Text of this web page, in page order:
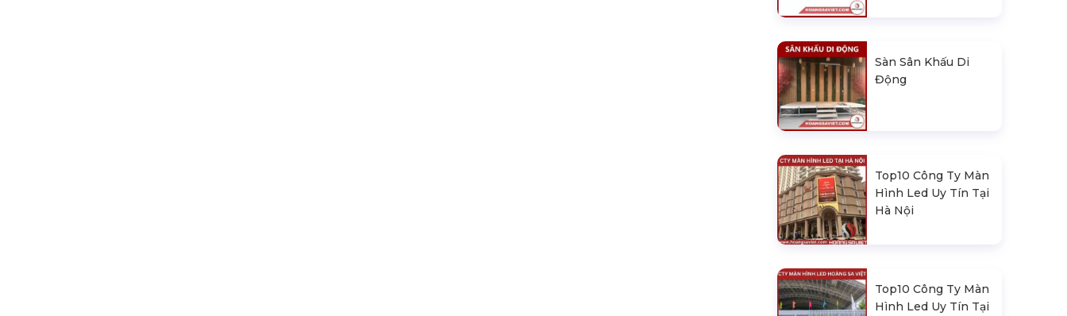
Sàn Sân Khấu Di
Động
Top10 Công Ty Màn
Hình Led Uy Tín Tại
Hà Nội
Top10 Công Ty Màn
Hình Led Uy Tín Tại